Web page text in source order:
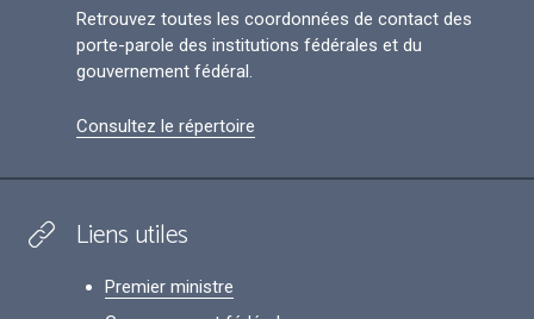
Retrouvez toutes les coordonnées de contact des
porte-parole des institutions fédérales et du
gouvernement fédéral.
Consultez le répertoire
Liens utiles
Premier ministre